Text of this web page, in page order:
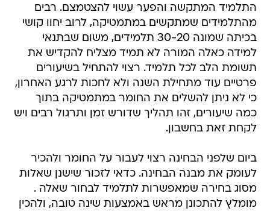
התלמיד המתקשה והפער עשוי להצטמצם. רבים
מהתלמידים שמתקשים במתמטיקה, לרוב יחוו קושי
בכיתה שמונה 30-20 תלמידים, משום שבתנאי
למידה כאלה המורה לא תמיד מצליח להקדיש את
תשומת הלב לכל תלמיד. רצוי להתחיל בשיעורים
פרטיים עוד מתחילת השנה ולא לחכות לרגע האחרון,
כי לא ניתן להשלים את החומר במתמטיקה בתוך
כמה שיעורים, זהו תהליך שדורש זמן ותרגול רבים ויש
לקחת זאת בחשבון.
ביום שלפני הבחינה רצוי לעבור על החומר ולהכיר
לעומק את מבנה הבחינה. כדאי לזכור שישנן שאלות
מסוג בחירה שמאפשרות לתלמיד לבחור שאלה .
מומלץ להתכונן מראש באמצעות שינה טובה, ולהכין